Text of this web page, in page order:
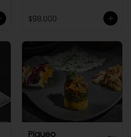
$98.000
Piqueo